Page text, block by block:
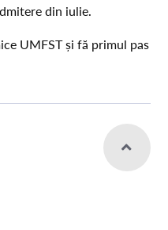
din iulie.
UMFST și fă primul pas